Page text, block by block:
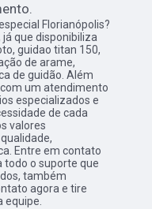
Florianópolis?
já que disponibiliza
guidao titan 150,
de arame,
de guidão. Além
um atendimento
especializados e
de cada
valores
Entre em contato
todo o suporte que
também
agora e tire
equipe.